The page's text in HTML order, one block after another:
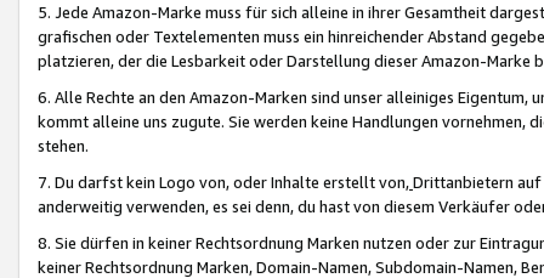
5. Jede Amazon-Marke muss für sich alleine in ihrer Gesamtheit
grafischen oder Textelementen muss ein hinreichender Abstand
platzieren, der die Lesbarkeit oder Darstellung dieser Amazon-Marke
6. Alle Rechte an den Amazon-Marken sind unser alleiniges
kommt alleine uns zugute. Sie werden keine Handlungen vornehmen,
stehen.
7. Du darfst kein Logo von, oder Inhalte erstellt von,Drittanbietern auf
anderweitig verwenden, es sei denn, du hast von diesem Verkäufer
8. Sie dürfen in keiner Rechtsordnung Marken nutzen oder zur
keiner Rechtsordnung Marken, Domain-Namen, Subdomain-Namen,